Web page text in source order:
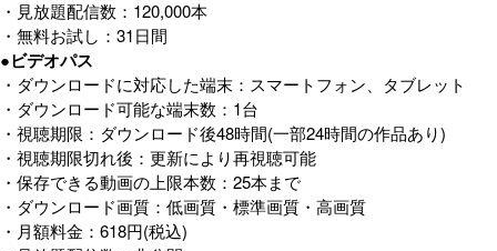
・見放題配信数：120,000本
・無料お試し：31日間
●ビデオパス
・ダウンロードに対応した端末：スマートフォン、タブレット
・ダウンロード可能な端末数：1台
・視聴期限：ダウンロード後48時間(一部24時間の作品あり)
・視聴期限切れ後：更新により再視聴可能
・保存できる動画の上限本数：25本まで
・ダウンロード画質：低画質・標準画質・高画質
・月額料金：618円(税込)